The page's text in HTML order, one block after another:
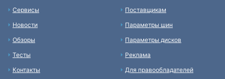
Сервисы
Новости
Обзоры
Тесты
Контакты
Поставщикам
Параметры шин
Параметры дисков
Реклама
Для правообладателей